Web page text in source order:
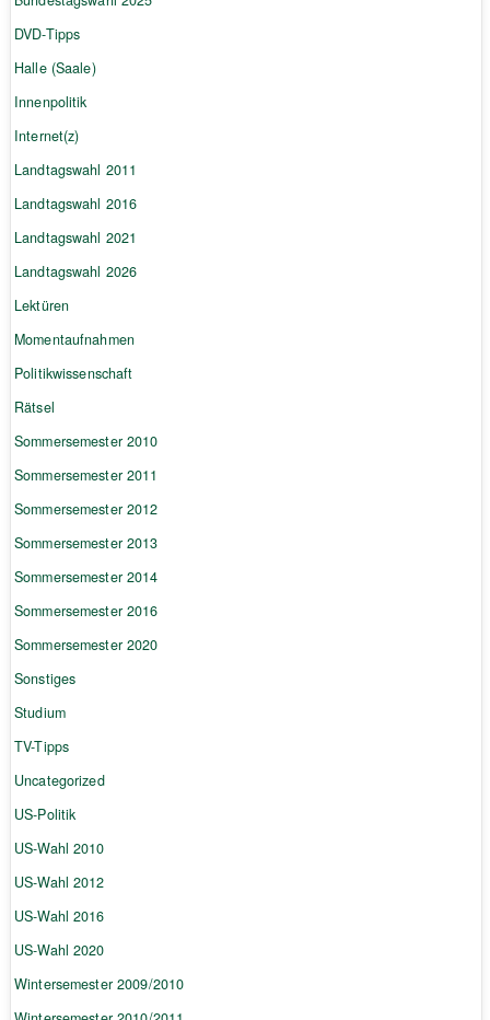
DVD-Tipps
Halle (Saale)
Innenpolitik
Internet(z)
Landtagswahl 2011
Landtagswahl 2016
Landtagswahl 2021
Landtagswahl 2026
Lektüren
Momentaufnahmen
Politikwissenschaft
Rätsel
Sommersemester 2010
Sommersemester 2011
Sommersemester 2012
Sommersemester 2013
Sommersemester 2014
Sommersemester 2016
Sommersemester 2020
Sonstiges
Studium
TV-Tipps
Uncategorized
US-Politik
US-Wahl 2010
US-Wahl 2012
US-Wahl 2016
US-Wahl 2020
Wintersemester 2009/2010